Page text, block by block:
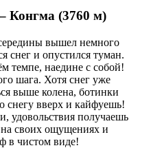
Конгма (3760 м)
вышел немного
снег и опустился туман.
темпе, наедине с собой!
шага. Хотя снег уже
выше колена, ботинки
снегу вверх и кайфуешь!
удовольствия получаешь
своих ощущениях и
в чистом виде!